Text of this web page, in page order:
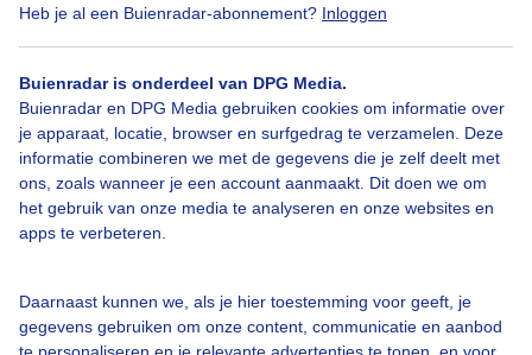
Heb je al een Buienradar-abonnement? Inloggen
Buienradar is onderdeel van DPG Media.
Buienradar en DPG Media gebruiken cookies om informatie over
je apparaat, locatie, browser en surfgedrag te verzamelen. Deze
informatie combineren we met de gegevens die je zelf deelt met
ons, zoals wanneer je een account aanmaakt. Dit doen we om
het gebruik van onze media te analyseren en onze websites en
apps te verbeteren.
Daarnaast kunnen we, als je hier toestemming voor geeft, je
gegevens gebruiken om onze content, communicatie en aanbod
Natuur Wolken
Bekijk slideshow